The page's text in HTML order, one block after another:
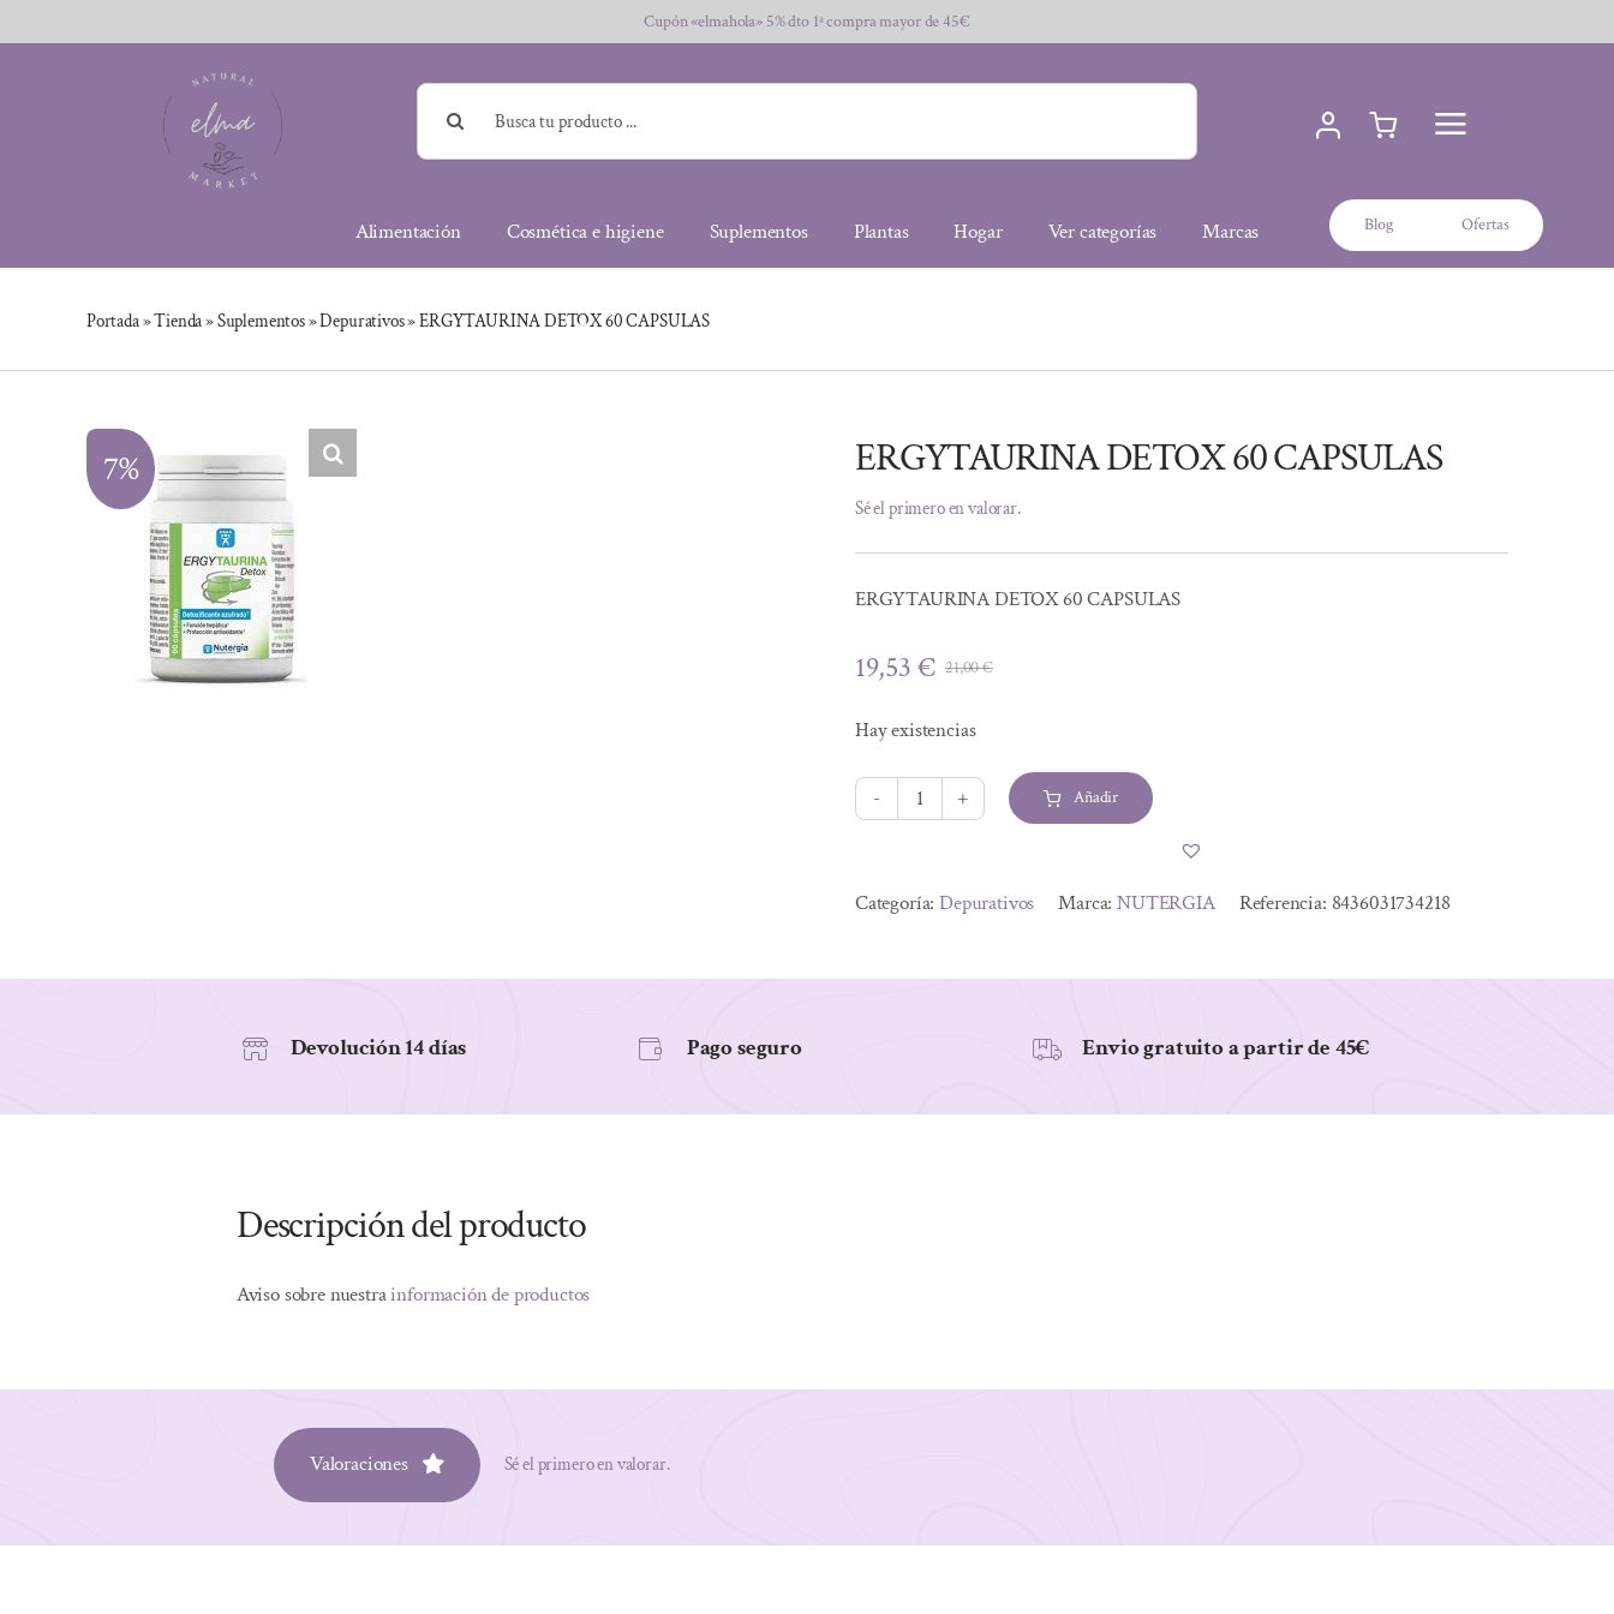
al
Cupón «elmahola» 5% dto 1ª compra mayor de 45€
Buscar:
Alimentación Cosmética e higiene Suplementos Plantas Hogar Ver categorías Marcas Blog Ofertas
Portada»Tienda»Suplementos»Depurativos»ERGYTAURINA DETOX 60 CAPSULAS
7% ERGYTAURINA DETOX 60 CAPSULAS
Sé el primero en valorar.
ERGYTAURINA DETOX 60 CAPSULAS
21,00€El
era:
21,00 €.
19,53€
El
es:
19,53 €.
Hay existencias
ERGYTAURINA
CAPSULAS
Añadir
Categoría:Depurativos Marca:NUTERGIA Referencia: 8436031734218
Devolución 14 días Pago seguro Envio gratuito a partir de 45€
Descripción del producto
Aviso sobre nuestrainformación de productos
Valoraciones Sé el primero en valorar.